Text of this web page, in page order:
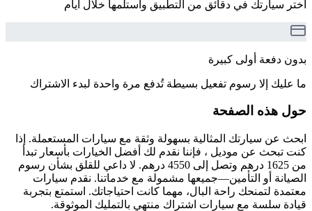
اختر سيارتك في دقائق من التطبيق واستلمها خلال أيام
بدون دفعة أولى كبيرة
ما عليك إلا رسوم تفعيل بسيطة تُدفع مرة واحدة لبدء الاشتراك
حول هذه الصفحة
ابحث عن سيارتك المثالية بسهولة وثقة مع سيارات المستعملة. إذا
كنت تبحث عن موديل ، فإننا نقدم لك أفضل الخيارات بأسعار تبدأ
من 1625 درهم وتصل إلى 4550 درهم. لا داعي للقلق بشأن رسوم
الصيانة أو التأمين—جميعها مشمولة مع خدماتنا. نقدم سيارات
معتمدة لتمنحك راحة البال، مهما كانت احتياجاتك. استمتع بتجربة
قيادة سلسة مع سيارات اشتراك منتهي بالتمليك الموثوقة.